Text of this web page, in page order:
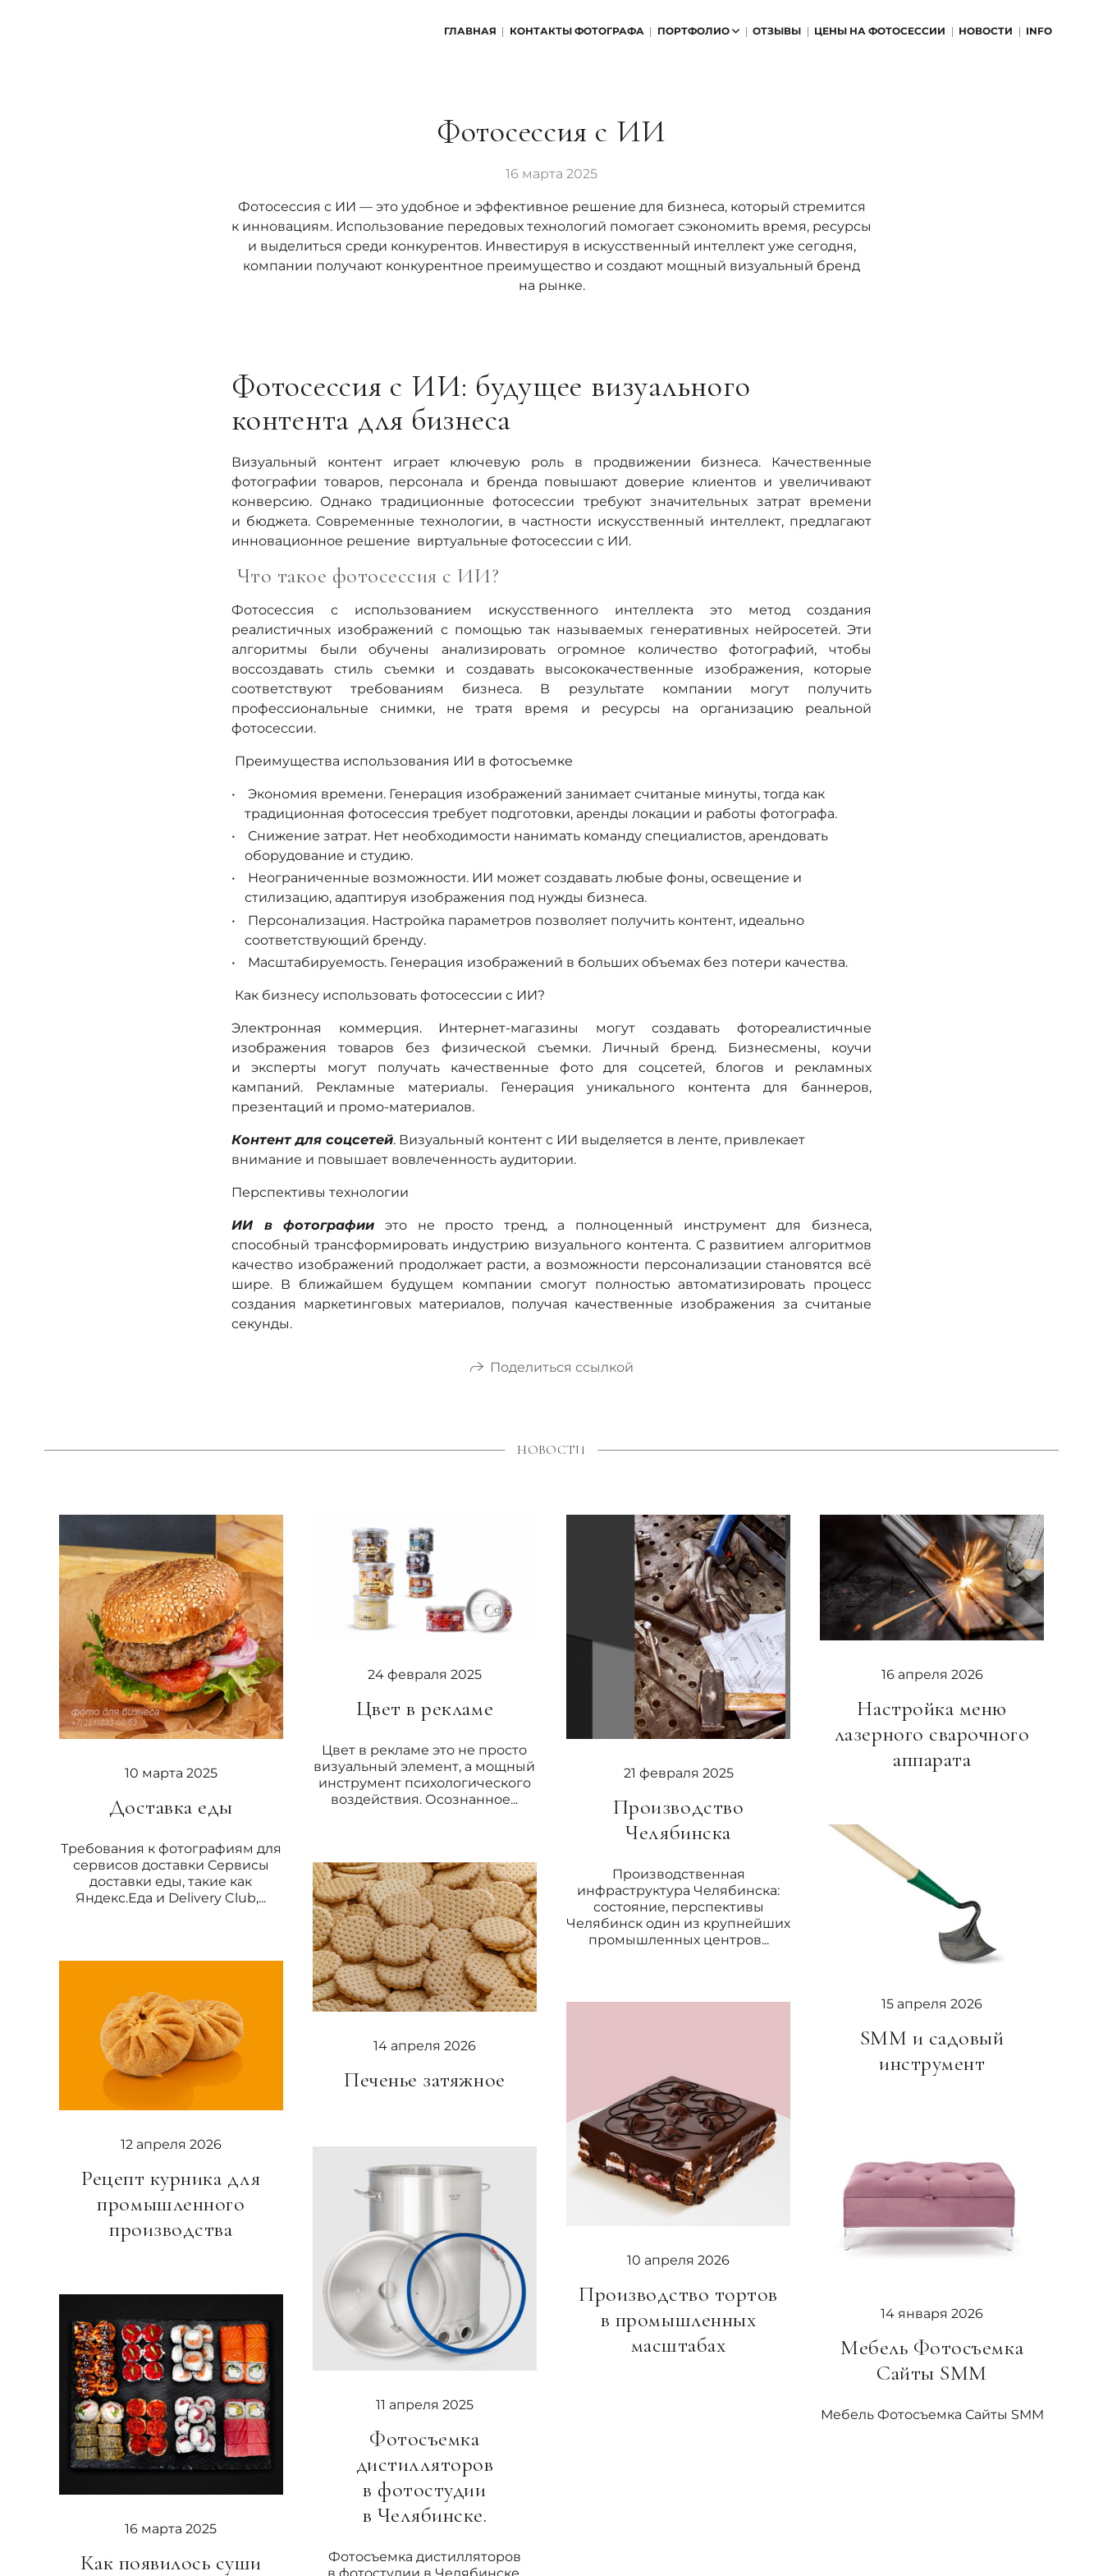
ГЛАВНАЯ КОНТАКТЫ ФОТОГРАФА ПОРТФОЛИО ОТЗЫВЫ ЦЕНЫ НА ФОТОСЕССИИ НОВОСТИ INFO
Фотосессия с ИИ
16 марта 2025
Фотосессия с ИИ — это удобное и эффективное решение для бизнеса, который стремится
к инновациям. Использование передовых технологий помогает сэкономить время, ресурсы
и выделиться среди конкурентов. Инвестируя в искусственный интеллект уже сегодня,
компании получают конкурентное преимущество и создают мощный визуальный бренд
на рынке.
Фотосессия с ИИ: будущее визуального
контента для бизнеса
Визуальный контент играет ключевую роль в продвижении бизнеса. Качественные
фотографии товаров, персонала и бренда повышают доверие клиентов и увеличивают
конверсию. Однако традиционные фотосессии требуют значительных затрат времени
и бюджета. Современные технологии, в частности искусственный интеллект, предлагают
инновационное решение виртуальные фотосессии с ИИ.
Что такое фотосессия с ИИ?
Фотосессия с использованием искусственного интеллекта это метод создания
реалистичных изображений с помощью так называемых генеративных нейросетей. Эти
алгоритмы были обучены анализировать огромное количество фотографий, чтобы
воссоздавать стиль съемки и создавать высококачественные изображения, которые
соответствуют требованиям бизнеса. В результате компании могут получить
профессиональные снимки, не тратя время и ресурсы на организацию реальной
фотосессии.
Преимущества использования ИИ в фотосъемке
Экономия времени. Генерация изображений занимает считаные минуты, тогда как
традиционная фотосессия требует подготовки, аренды локации и работы фотографа.
Снижение затрат. Нет необходимости нанимать команду специалистов, арендовать
оборудование и студию.
Неограниченные возможности. ИИ может создавать любые фоны, освещение и
стилизацию, адаптируя изображения под нужды бизнеса.
Персонализация. Настройка параметров позволяет получить контент, идеально
соответствующий бренду.
Масштабируемость. Генерация изображений в больших объемах без потери качества.
Как бизнесу использовать фотосессии с ИИ?
Электронная коммерция. Интернет-магазины могут создавать фотореалистичные
изображения товаров без физической съемки. Личный бренд. Бизнесмены, коучи
и эксперты могут получать качественные фото для соцсетей, блогов и рекламных
кампаний. Рекламные материалы. Генерация уникального контента для баннеров,
презентаций и промо-материалов.
Контент для соцсетей. Визуальный контент с ИИ выделяется в ленте, привлекает
внимание и повышает вовлеченность аудитории.
Перспективы технологии
ИИ в фотографии это не просто тренд, а полноценный инструмент для бизнеса,
способный трансформировать индустрию визуального контента. С развитием алгоритмов
качество изображений продолжает расти, а возможности персонализации становятся всё
шире. В ближайшем будущем компании смогут полностью автоматизировать процесс
создания маркетинговых материалов, получая качественные изображения за считаные
секунды.
Поделиться ссылкой
НОВОСТИ
10 марта 2025
Доставка еды
Требования к фотографиям для
сервисов доставки Сервисы
доставки еды, такие как
Яндекс.Еда и Delivery Club,...
24 февраля 2025
Цвет в рекламе
Цвет в рекламе это не просто
визуальный элемент, а мощный
инструмент психологического
воздействия. Осознанное...
21 февраля 2025
Производство
Челябинска
Производственная
инфраструктура Челябинска:
состояние, перспективы
Челябинск один из крупнейших
промышленных центров...
16 апреля 2026
Настройка меню
лазерного сварочного
аппарата
15 апреля 2026
SMM и садовый
инструмент
14 апреля 2026
Печенье затяжное
12 апреля 2026
Рецепт курника для
промышленного
производства
10 апреля 2026
Производство тортов
в промышленных
масштабах
14 января 2026
Мебель Фотосъемка
Сайты SMM
Мебель Фотосъемка Сайты SMM
11 апреля 2025
Фотосъемка
дистилляторов
в фотостудии
в Челябинске.
Фотосъемка дистилляторов
16 марта 2025
Как появилось суши